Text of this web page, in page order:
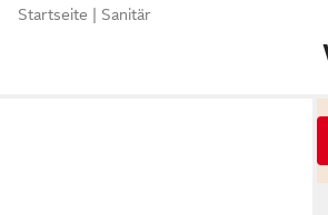
Startseite Sanitär